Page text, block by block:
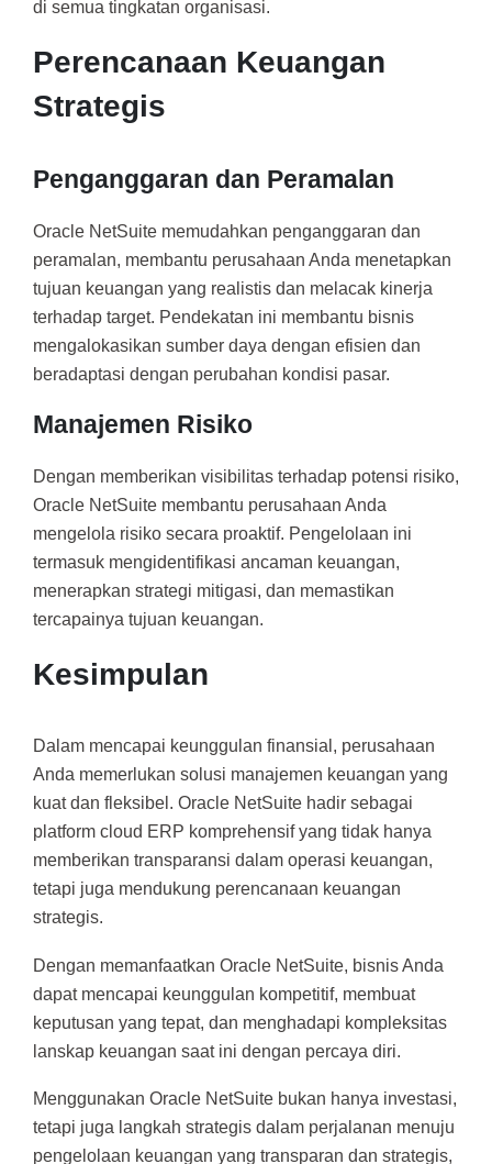
di semua tingkatan organisasi.
Perencanaan Keuangan
Strategis
Penganggaran dan Peramalan
Oracle NetSuite memudahkan penganggaran dan
peramalan, membantu perusahaan Anda menetapkan
tujuan keuangan yang realistis dan melacak kinerja
terhadap target. Pendekatan ini membantu bisnis
mengalokasikan sumber daya dengan efisien dan
beradaptasi dengan perubahan kondisi pasar.
Manajemen Risiko
Dengan memberikan visibilitas terhadap potensi risiko,
Oracle NetSuite membantu perusahaan Anda
mengelola risiko secara proaktif. Pengelolaan ini
termasuk mengidentifikasi ancaman keuangan,
menerapkan strategi mitigasi, dan memastikan
tercapainya tujuan keuangan.
Kesimpulan
Dalam mencapai keunggulan finansial, perusahaan
Anda memerlukan solusi manajemen keuangan yang
kuat dan fleksibel. Oracle NetSuite hadir sebagai
platform cloud ERP komprehensif yang tidak hanya
memberikan transparansi dalam operasi keuangan,
tetapi juga mendukung perencanaan keuangan
strategis.
Dengan memanfaatkan Oracle NetSuite, bisnis Anda
dapat mencapai keunggulan kompetitif, membuat
keputusan yang tepat, dan menghadapi kompleksitas
lanskap keuangan saat ini dengan percaya diri.
Menggunakan Oracle NetSuite bukan hanya investasi,
tetapi juga langkah strategis dalam perjalanan menuju
pengelolaan keuangan yang transparan dan strategis,